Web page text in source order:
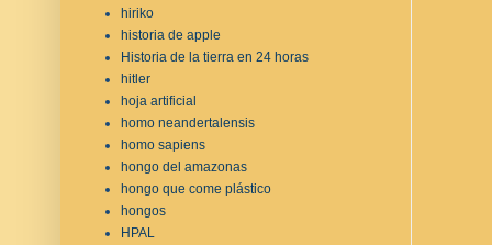
hiriko
historia de apple
Historia de la tierra en 24 horas
hitler
hoja artificial
homo neandertalensis
homo sapiens
hongo del amazonas
hongo que come plástico
hongos
HPAL